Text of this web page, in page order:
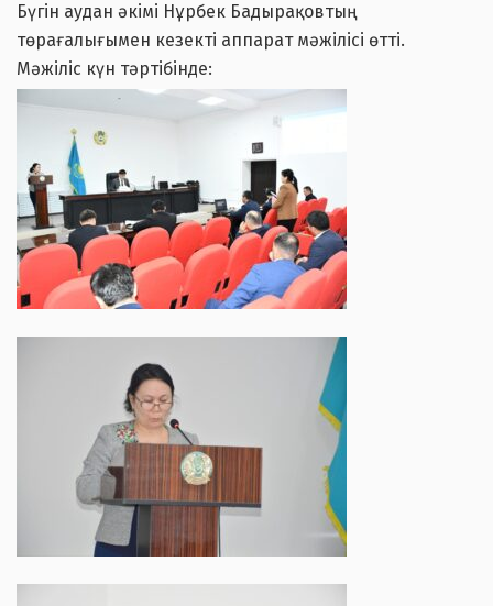
Бүгін аудан әкімі Нұрбек Бадырақовтың
төрағалығымен кезекті аппарат мәжілісі өтті.
Мәжіліс күн тәртібінде: